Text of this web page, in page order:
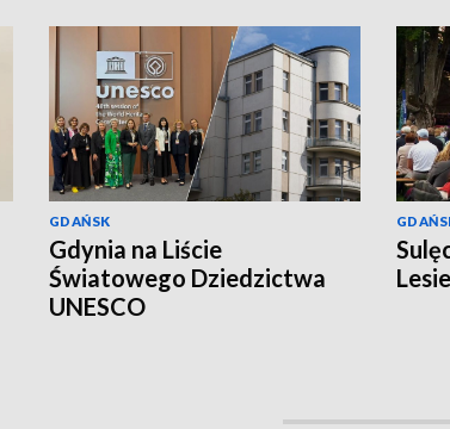
GDAŃSK
Gdynia na Liście
Światowego Dziedzictwa
UNESCO
Lesie